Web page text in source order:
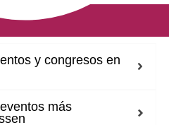
y congresos en
más